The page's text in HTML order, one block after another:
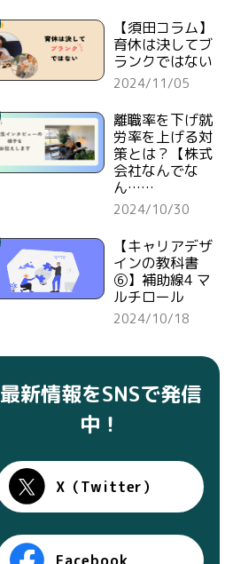
【須田コラム】
育休は決してブ
ランクではない
2024/11/05
離職率を下げ就
労率を上げる対
策とは？【株式
会社なんでな
ん……
2024/10/30
【キャリアデザ
インの教科書
⑥】補助線4 マ
ルチロール
2024/10/18
最新情報をSNSで発信
中！
X（Twitter）